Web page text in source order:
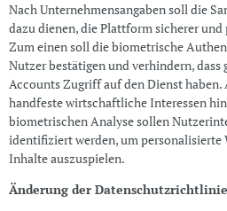
Nach Unternehmensangaben soll die
dazu dienen, die Plattform sicherer
Zum einen soll die biometrische
Nutzer bestätigen und verhindern, dass
Accounts Zugriff auf den Dienst haben.
handfeste wirtschaftliche Interessen
biometrischen Analyse sollen
identifiziert werden, um personalisierte
Inhalte auszuspielen.
Änderung der